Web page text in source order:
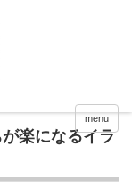
menu
楽になるイラ